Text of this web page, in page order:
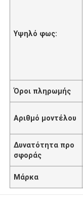
Υψηλό φως:
Όροι πληρωμής
Αριθμό μοντέλου
Δυνατότητα προ
σφοράς
Μάρκα